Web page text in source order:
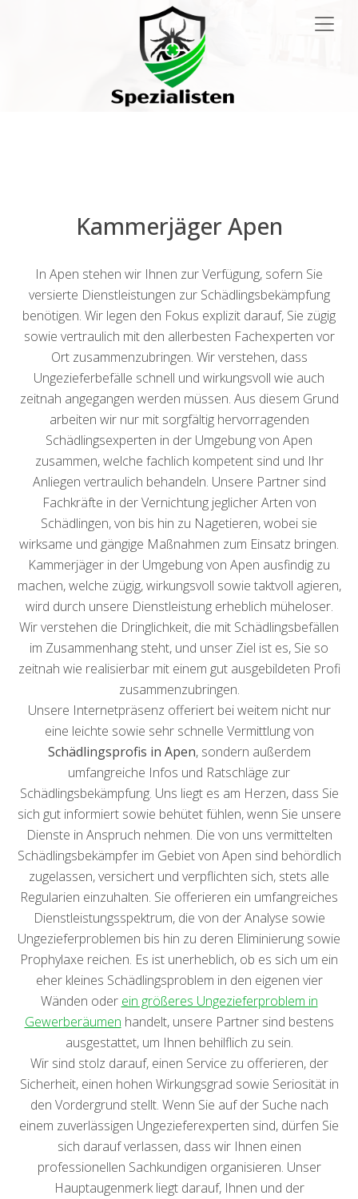
Kammerjäger Apen
In Apen stehen wir Ihnen zur Verfügung, sofern Sie
versierte Dienstleistungen zur Schädlingsbekämpfung
benötigen. Wir legen den Fokus explizit darauf, Sie zügig
sowie vertraulich mit den allerbesten Fachexperten vor
Ort zusammenzubringen. Wir verstehen, dass
Ungezieferbefälle schnell und wirkungsvoll wie auch
zeitnah angegangen werden müssen. Aus diesem Grund
arbeiten wir nur mit sorgfältig hervorragenden
Schädlingsexperten in der Umgebung von Apen
zusammen, welche fachlich kompetent sind und Ihr
Anliegen vertraulich behandeln. Unsere Partner sind
Fachkräfte in der Vernichtung jeglicher Arten von
Schädlingen, von bis hin zu Nagetieren, wobei sie
wirksame und gängige Maßnahmen zum Einsatz bringen.
Kammerjäger in der Umgebung von Apen ausfindig zu
machen, welche zügig, wirkungsvoll sowie taktvoll agieren,
wird durch unsere Dienstleistung erheblich müheloser.
Wir verstehen die Dringlichkeit, die mit Schädlingsbefällen
im Zusammenhang steht, und unser Ziel ist es, Sie so
zeitnah wie realisierbar mit einem gut ausgebildeten Profi
zusammenzubringen.
Unsere Internetpräsenz offeriert bei weitem nicht nur
eine leichte sowie sehr schnelle Vermittlung von
Schädlingsprofis in Apen, sondern außerdem
umfangreiche Infos und Ratschläge zur
Schädlingsbekämpfung. Uns liegt es am Herzen, dass Sie
sich gut informiert sowie behütet fühlen, wenn Sie unsere
Dienste in Anspruch nehmen. Die von uns vermittelten
Schädlingsbekämpfer im Gebiet von Apen sind behördlich
zugelassen, versichert und verpflichten sich, stets alle
Regularien einzuhalten. Sie offerieren ein umfangreiches
Dienstleistungsspektrum, die von der Analyse sowie
Ungezieferproblemen bis hin zu deren Eliminierung sowie
Prophylaxe reichen. Es ist unerheblich, ob es sich um ein
eher kleines Schädlingsproblem in den eigenen vier
Wänden oder ein größeres Ungezieferproblem in
Gewerberäumen handelt, unsere Partner sind bestens
ausgestattet, um Ihnen behilflich zu sein.
Wir sind stolz darauf, einen Service zu offerieren, der
Sicherheit, einen hohen Wirkungsgrad sowie Seriosität in
den Vordergrund stellt. Wenn Sie auf der Suche nach
einem zuverlässigen Ungezieferexperten sind, dürfen Sie
sich darauf verlassen, dass wir Ihnen einen
professionellen Sachkundigen organisieren. Unser
Hauptaugenmerk liegt darauf, Ihnen und der